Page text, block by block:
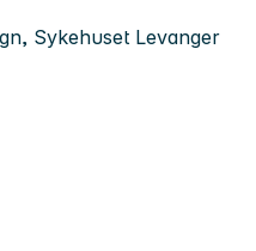
Sykehuset Levanger